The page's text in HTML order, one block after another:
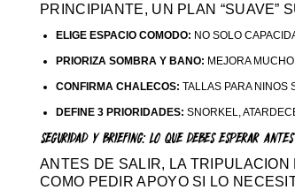
PRINCIPIANTE, UN PLAN “SUAVE”
ELIGE ESPACIO COMODO: NO SOLO
PRIORIZA SOMBRA Y BANO: MEJORA
CONFIRMA CHALECOS: TALLAS PARA NINOS
DEFINE 3 PRIORIDADES: SNORKEL,
SEGURIDAD Y BRIEFING: LO QUE DEBES ESPERAR
ANTES DE SALIR, LA
COMO PEDIR APOYO SI LO